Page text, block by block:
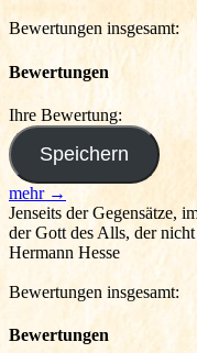
Bewertungen insgesamt:
Bewertungen
Ihre Bewertung:
mehr →
Jenseits der Gegensätze,
der Gott des Alls, der
Hermann Hesse
Bewertungen insgesamt:
Bewertungen